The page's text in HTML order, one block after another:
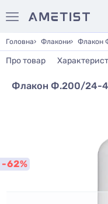
Головна Флакони Флакон
Про товар
Флакон Ф.200/24-
-62%